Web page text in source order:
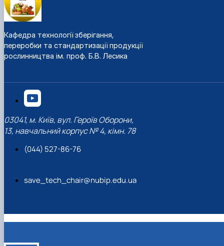
Кафедра технології зберігання,
переробки та стандартизації продукції
рослинництва ім. проф. Б.В. Лесика
03041, м. Київ, вул. Героїв Оборони,
13, навчальний корпус № 4, кімн. 78
(044) 527-86-76
save_tech_chair@nubip.edu.ua